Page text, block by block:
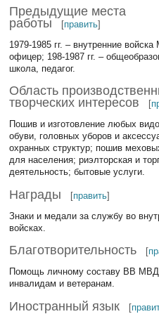
Предыдущие места
работы
[править]
1979-1985 гг. – внутренние
офицер; 198-1987 гг. –
школа, педагог.
Область
творческих интересов
[
Пошив и изготовление любых
обуви, головных уборов и
охранных структур; пошив
для населения; риэлторская и
деятельность; бытовые услуги.
Награды [править]
Знаки и медали за службу во
войсках.
Благотворительность [
Помощь личному составу ВВ
инвалидам и ветеранам.
Иностранный язык [